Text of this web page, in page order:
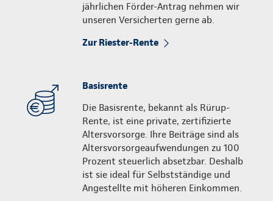
jährlichen Förder-Antrag nehmen wir
unseren Versicherten gerne ab.
Zur Riester-Rente
Basisrente
Die Basisrente, bekannt als Rürup-
Rente, ist eine private, zertifizierte
Altersvorsorge. Ihre Beiträge sind als
Altersvorsorgeaufwendungen zu 100
Prozent steuerlich absetzbar. Deshalb
ist sie ideal für Selbstständige und
Angestellte mit höheren Einkommen.